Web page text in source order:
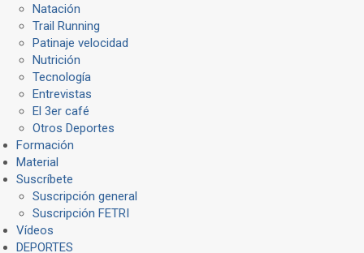
Natación
Trail Running
Patinaje velocidad
Nutrición
Tecnología
Entrevistas
El 3er café
Otros Deportes
Formación
Material
Suscríbete
Suscripción general
Suscripción FETRI
Vídeos
DEPORTES